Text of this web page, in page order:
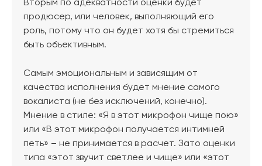
Вторым по адекватности оценки будет
продюсер, или человек, выполняющий его
роль, потому что он будет хотя бы стремиться
быть объективным.
Самым эмоциональным и зависящим от
качества исполнения будет мнение самого
вокалиста (не без исключений, конечно).
Мнение в стиле: «Я в этот микрофон чище пою»
или «В этот микрофон получается интимней
петь» – не принимается в расчет. Зато оценки
типа «этот звучит светлее и чище» или «этот